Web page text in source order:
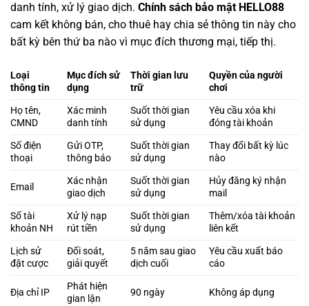
danh tính, xử lý giao dịch. Chính sách bảo mật HELLO88
cam kết không bán, cho thuê hay chia sẻ thông tin này cho
bất kỳ bên thứ ba nào vì mục đích thương mại, tiếp thị.
Loại
thông tin
Mục đích sử
dụng
Thời gian lưu
trữ
Quyền của người
chơi
Họ tên,
CMND
Xác minh
danh tính
Suốt thời gian
sử dụng
Yêu cầu xóa khi
đóng tài khoản
Số điện
thoại
Gửi OTP,
thông báo
Suốt thời gian
sử dụng
Thay đổi bất kỳ lúc
nào
Email
Xác nhận
giao dịch
Suốt thời gian
sử dụng
Hủy đăng ký nhận
mail
Số tài
khoản NH
Xử lý nạp
rút tiền
Suốt thời gian
sử dụng
Thêm/xóa tài khoản
liên kết
Lịch sử
đặt cược
Đối soát,
giải quyết
5 năm sau giao
dịch cuối
Yêu cầu xuất báo
cáo
Địa chỉ IP
Phát hiện
gian lận
90 ngày Không áp dụng